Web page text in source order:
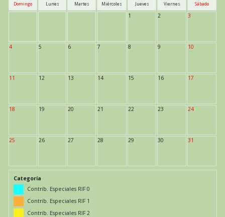
Domingo Lunes Martes Miércoles Jueves Viernes Sábado
1 2 3
4 5 6 7 8 9 10
11 12 13 14 15 16 17
18 19 20 21 22 23 24
25 26 27 28 29 30 31
Categoría
Contrib. Especiales RIF 0
Contrib. Especiales RIF 1
Contrib. Especiales RIF 2